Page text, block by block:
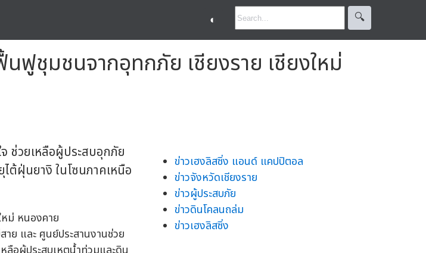
◐ 🔍︎
ฟูชุมชนจากอุทกภัย เชียงราย เชียงใหม่
ช่วยเหลือผู้ประสบอุกภัย
ต้ฝุ่นยางิ ในโซนภาคเหนือ
ย และ ศูนย์ประสานงานช่วย
ข่าวเฮงลิสซิ่ง แอนด์ แคปปิตอล
ข่าวจังหวัดเชียงราย
ข่าวผู้ประสบภัย
ข่าวดินโคลนถล่ม
ข่าวเฮงลิสซิ่ง